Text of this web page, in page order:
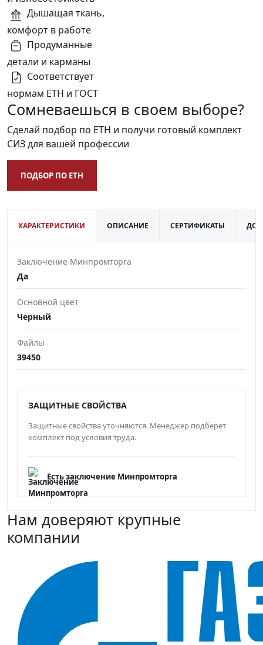
Дышащая ткань,
комфорт в работе
Продуманные
детали и карманы
Соответствует
нормам ЕТН и ГОСТ
Сомневаешься в своем выборе?
Сделай подбор по ЕТН и получи готовый комплект
СИЗ для вашей профессии
ПОДБОР ПО ЕТН
ХАРАКТЕРИСТИКИ ОПИСАНИЕ СЕРТИФИКАТЫ
Заключение Минпромторга
Да
Основной цвет
Черный
Файлы
39450
ЗАЩИТНЫЕ СВОЙСТВА
Защитные свойства уточняются. Менеджер подберет
комплект под условия труда.
Есть заключение Минпромторга
Нам доверяют крупные
компании